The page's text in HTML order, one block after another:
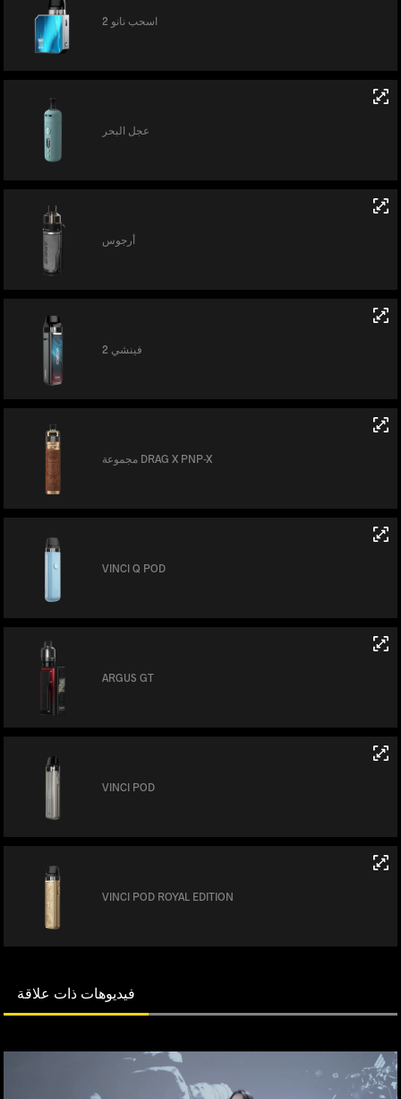
اسحب نانو 2
عجل البحر
أرجوس
فينشي 2
مجموعة DRAG X PNP-X
VINCI Q POD
ARGUS GT
VINCI POD
VINCI POD ROYAL EDITION
فيديوهات ذات علاقة